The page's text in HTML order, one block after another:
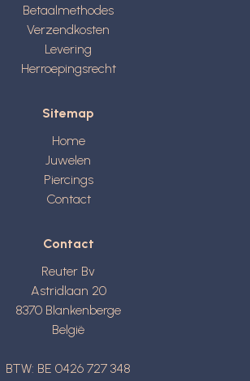
Betaalmethodes
Verzendkosten
Levering
Herroepingsrecht
Sitemap
Home
Juwelen
Piercings
Contact
Contact
Reuter Bv
Astridlaan 20
8370 Blankenberge
België
BTW: BE 0426 727 348